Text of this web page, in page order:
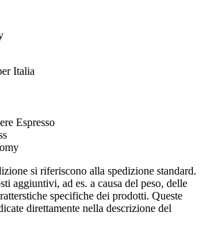
Italia
si riferiscono alla spedizione standard.
aggiuntivi, ad es. a causa del peso, delle
specifiche dei prodotti. Queste
direttamente nella descrizione del